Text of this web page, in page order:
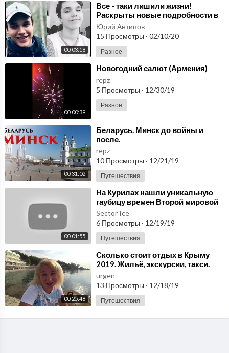
00:03:18
⁣Все - таки лишили жизни!
Раскрыты новые подробности в
деле Влада Бахова: О, Боже
Юрий Антипов
15 Просмотры · 02/10/20
Разное
00:00:39
⁣Новогодний салют (Армения)
repz
5 Просмотры · 12/30/19
Разное
00:31:02
⁣Беларусь. Минск до войны и
после.
repz
10 Просмотры · 12/21/19
Путешествия
00:01:55
⁣На Курилах нашли уникальную
гаубицу времен Второй мировой
войны
Sector Ice
6 Просмотры · 12/19/19
Путешествия
00:25:48
⁣Сколько стоит отдых в Крыму
2019. Жильё, экскурсии, такси.
Цены и подробности
urgen
13 Просмотры · 12/18/19
Путешествия